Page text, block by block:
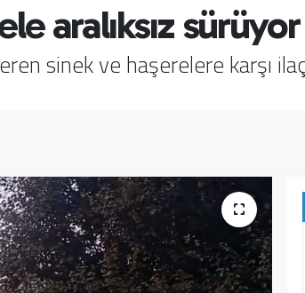
aralıksız sürüyor
sinek ve haşerelere karşı